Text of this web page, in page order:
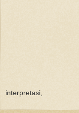
interpretasi,